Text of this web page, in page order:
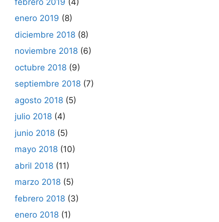
enero 2019 (8)
diciembre 2018 (8)
noviembre 2018 (6)
octubre 2018 (9)
septiembre 2018 (7)
agosto 2018 (5)
julio 2018 (4)
junio 2018 (5)
mayo 2018 (10)
abril 2018 (11)
marzo 2018 (5)
febrero 2018 (3)
enero 2018 (1)